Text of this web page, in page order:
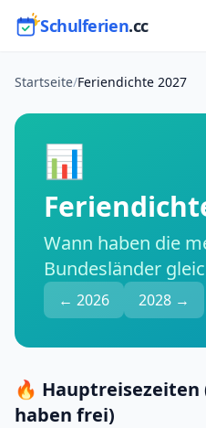
Schulferien.cc
Startseite/Feriendichte 2027
📊
Wann haben die
Bundesländer
← 2026 2028 →
🔥 Hauptreisezeiten
haben frei)